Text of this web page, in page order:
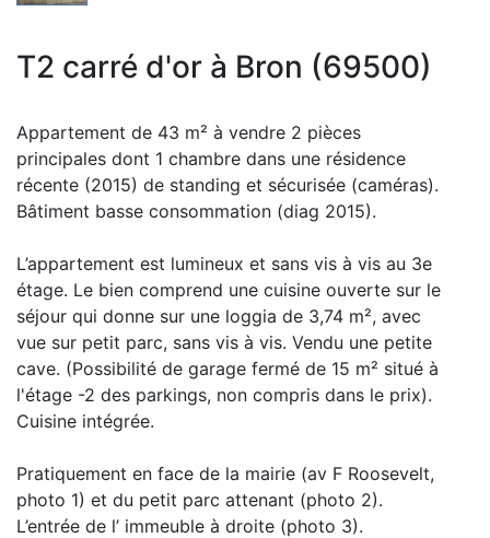
T2 carré d'or à Bron (69500)
Appartement de 43 m² à vendre 2 pièces
principales dont 1 chambre dans une résidence
récente (2015) de standing et sécurisée (caméras).
Bâtiment basse consommation (diag 2015).
L’appartement est lumineux et sans vis à vis au 3e
étage. Le bien comprend une cuisine ouverte sur le
séjour qui donne sur une loggia de 3,74 m², avec
vue sur petit parc, sans vis à vis. Vendu une petite
cave. (Possibilité de garage fermé de 15 m² situé à
l'étage -2 des parkings, non compris dans le prix).
Cuisine intégrée.
Pratiquement en face de la mairie (av F Roosevelt,
photo 1) et du petit parc attenant (photo 2).
L’entrée de l’ immeuble à droite (photo 3).